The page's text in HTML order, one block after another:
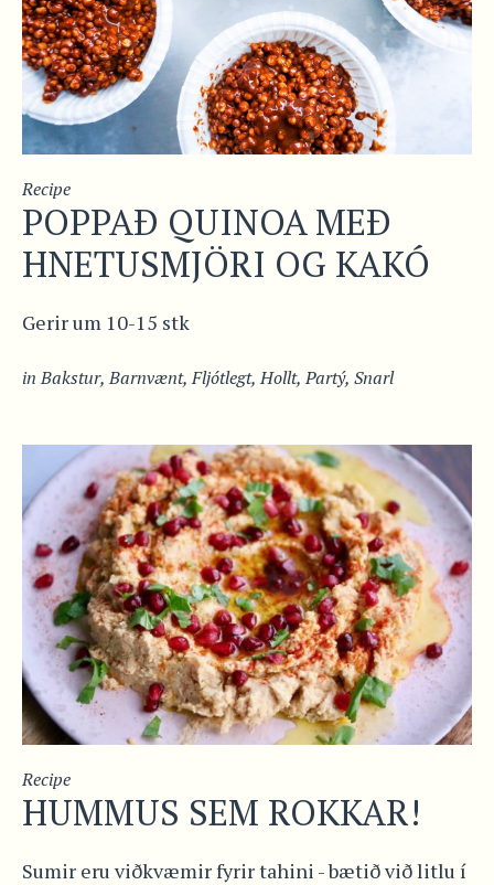
Recipe
POPPAÐ QUINOA MEÐ
HNETUSMJÖRI OG KAKÓ
Gerir um 10-15 stk
inBakstur,Barnvænt,Fljótlegt,Hollt,Partý, Snarl
Recipe
HUMMUS SEM ROKKAR!
Sumir eru viðkvæmir fyrir tahini - bætið við litlu í